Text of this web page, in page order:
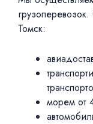
Томск:
морем от